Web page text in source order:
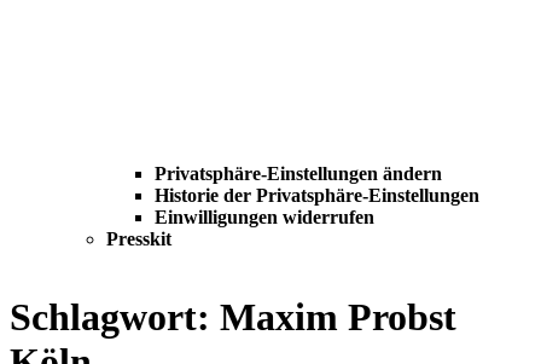
Privatsphäre-Einstellungen ändern
Historie der Privatsphäre-Einstellungen
Einwilligungen widerrufen
Presskit
Schlagwort: Maxim Probst